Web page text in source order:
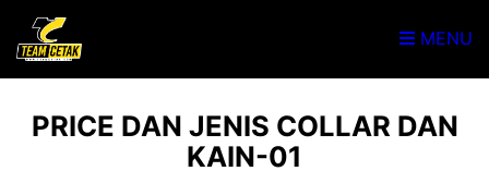
MENU
PRICE DAN JENIS COLLAR DAN
KAIN-01